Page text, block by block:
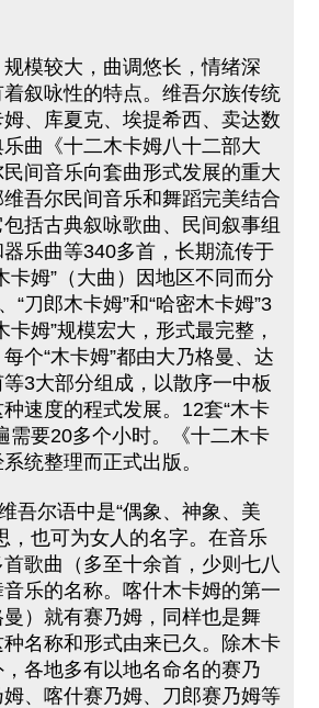
模较大，曲调悠长，情绪深
叙咏性的特点。维吾尔族传统
、库夏克、埃提希西、卖达数
曲《十二木卡姆八十二部大
间音乐向套曲形式发展的重大
吾尔民间音乐和舞蹈完美结合
括古典叙咏歌曲、民间叙事组
乐曲等340多首，长期流传于
卡姆”（大曲）因地区不同而分
“刀郎木卡姆”和“哈密木卡姆”3
卡姆”规模宏大，形式最完整，
个“木卡姆”都由大乃格曼、达
3大部分组成，以散序一中板
速度的程式发展。12套“木卡
需要20多个小时。《十二木卡
统整理而正式出版。
吾尔语中是“偶象、神象、美
，也可为女人的名字。在音乐
歌曲（多至十余首，少则七八
乐的名称。喀什木卡姆的第一
）就有赛乃姆，同样也是舞
名称和形式由来已久。除木卡
各地多有以地名命名的赛乃
、喀什赛乃姆、刀郎赛乃姆等